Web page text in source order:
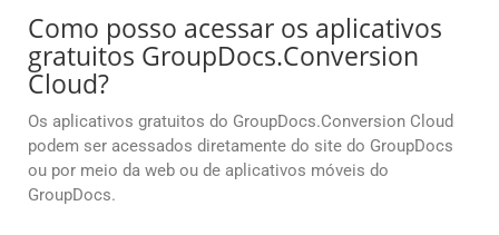
Como posso acessar os aplicativos
gratuitos GroupDocs.Conversion
Cloud?
Os aplicativos gratuitos do GroupDocs.Conversion Cloud
podem ser acessados diretamente do site do GroupDocs
ou por meio da web ou de aplicativos móveis do
GroupDocs.